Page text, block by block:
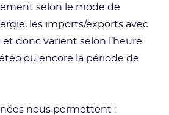
selon le mode de
les imports/exports avec
et donc varient selon l’heure
ou encore la période de
nous permettent :